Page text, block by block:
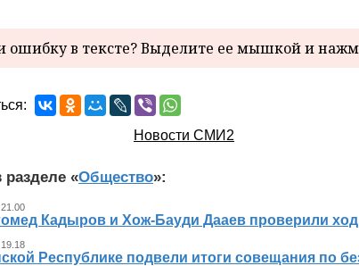
в тексте? Выделите ее мышкой и
Новости СМИ2
разделе «Общество»:
Кадыров и Хож-Бауди Дааев проверили
Республике подвели итоги совещания по